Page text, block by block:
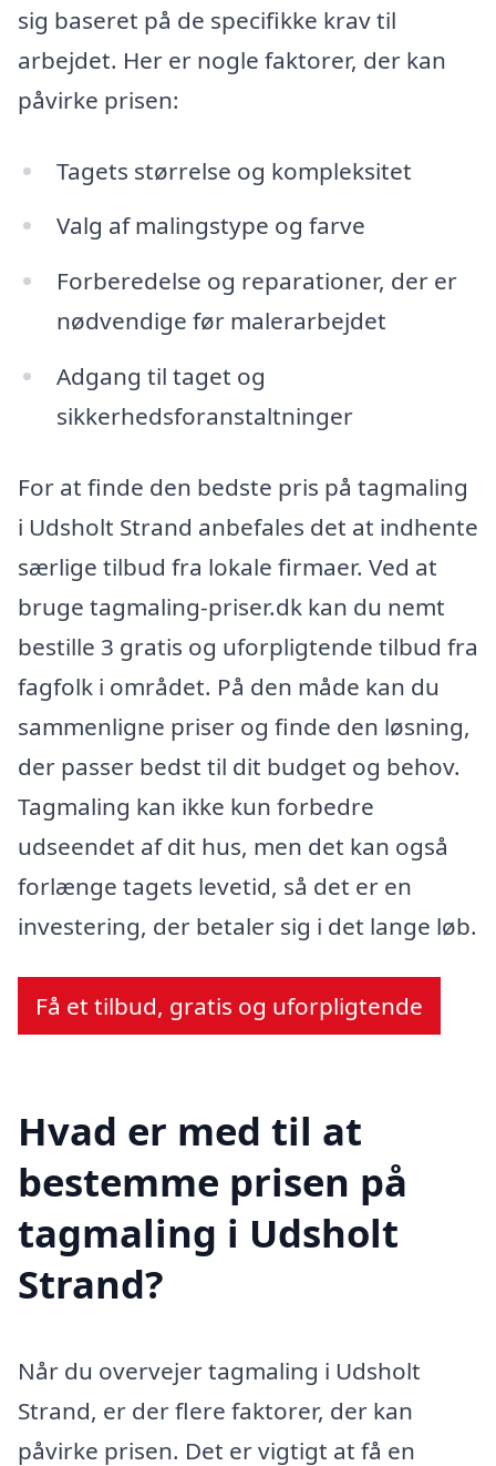
sig baseret på de specifikke krav til
arbejdet. Her er nogle faktorer, der kan
påvirke prisen:
Tagets størrelse og kompleksitet
Valg af malingstype og farve
Forberedelse og reparationer, der er
nødvendige før malerarbejdet
Adgang til taget og
sikkerhedsforanstaltninger
For at finde den bedste pris på tagmaling
i Udsholt Strand anbefales det at indhente
særlige tilbud fra lokale firmaer. Ved at
bruge tagmaling-priser.dk kan du nemt
bestille 3 gratis og uforpligtende tilbud fra
fagfolk i området. På den måde kan du
sammenligne priser og finde den løsning,
der passer bedst til dit budget og behov.
Tagmaling kan ikke kun forbedre
udseendet af dit hus, men det kan også
forlænge tagets levetid, så det er en
investering, der betaler sig i det lange løb.
Få et tilbud, gratis og uforpligtende
Hvad er med til at
bestemme prisen på
tagmaling i Udsholt
Strand?
Når du overvejer tagmaling i Udsholt
Strand, er der flere faktorer, der kan
påvirke prisen. Det er vigtigt at få en